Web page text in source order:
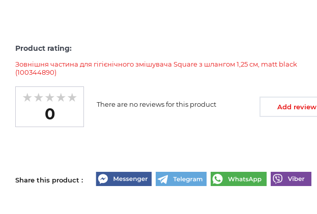
Product rating:
Зовнішня частина для гігієнічного змішувача Square з шлангом 1,25 см, matt black
(100344890)
0
There are no reviews for this product Add review
Share this product :